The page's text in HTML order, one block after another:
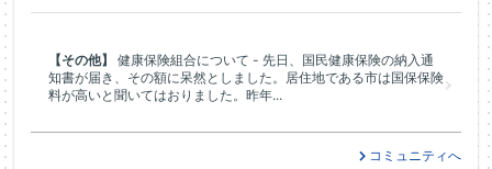
【その他】
健康保険組合について - 先日、国民健康保険の納入通
知書が届き、その額に呆然としました。居住地である市は国保保険
料が高いと聞いてはおりました。昨年...
コミュニティへ